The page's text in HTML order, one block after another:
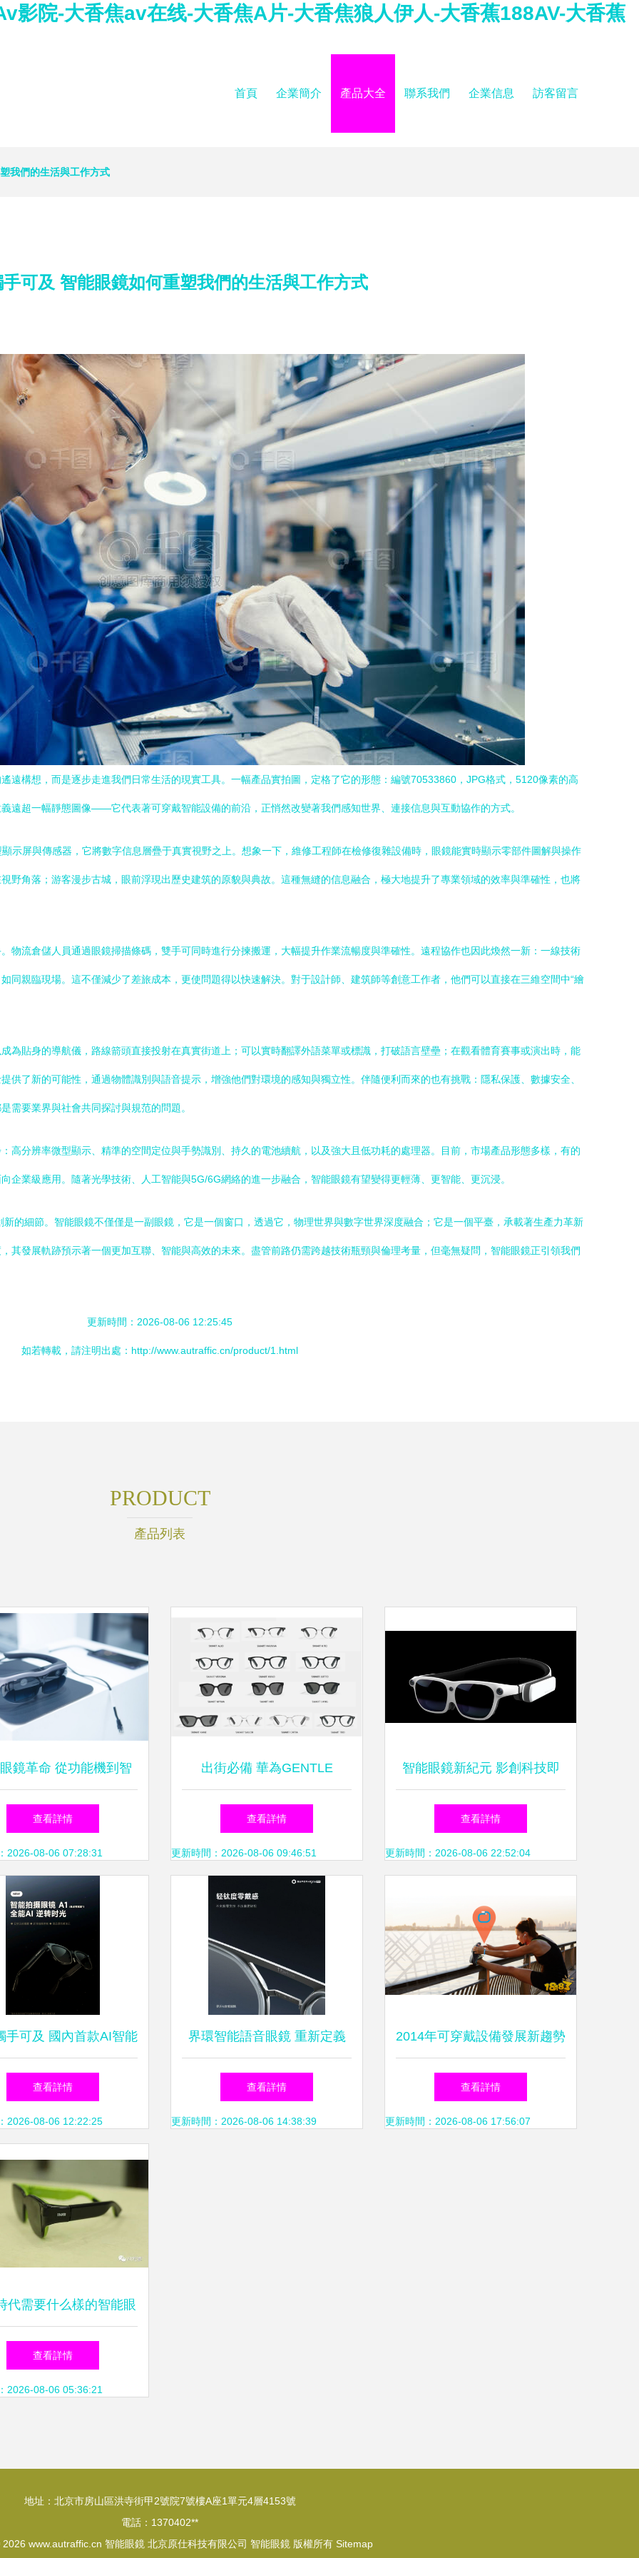
影院-大香焦av在线-大香焦A片-大香焦狼人伊人-大香蕉188AV-大香蕉
首頁 企業簡介 產品大全 聯系我們 企業信息 訪客留言
我們的生活與工作方式
可及 智能眼鏡如何重塑我們的生活與工作方式
遠構想，而是逐步走進我們日常生活的現實工具。一幅產品實拍圖，定格了它的形態：編號70533860，JPG格式，5120像素的高
遠超一幅靜態圖像——它代表著可穿戴智能設備的前沿，正悄然改變著我們感知世界、連接信息與互動協作的方式。
示屏與傳感器，它將數字信息層疊于真實視野之上。想象一下，維修工程師在檢修復雜設備時，眼鏡能實時顯示零部件圖解與操作
野角落；游客漫步古城，眼前浮現出歷史建筑的原貌與典故。這種無縫的信息融合，極大地提升了專業領域的效率與準確性，也將
物流倉儲人員通過眼鏡掃描條碼，雙手可同時進行分揀搬運，大幅提升作業流暢度與準確性。遠程協作也因此煥然一新：一線技術
同親臨現場。這不僅減少了差旅成本，更使問題得以快速解決。對于設計師、建筑師等創意工作者，他們可以直接在三維空間中“繪
為貼身的導航儀，路線箭頭直接投射在真實街道上；可以實時翻譯外語菜單或標識，打破語言壁壘；在觀看體育賽事或演出時，能
供了新的可能性，通過物體識別與語音提示，增強他們對環境的感知與獨立性。伴隨便利而來的也有挑戰：隱私保護、數據安全、
需要業界與社會共同探討與規范的問題。
高分辨率微型顯示、精準的空間定位與手勢識別、持久的電池續航，以及強大且低功耗的處理器。目前，市場產品形態多樣，有的
企業級應用。隨著光學技術、人工智能與5G/6G網絡的進一步融合，智能眼鏡有望變得更輕薄、更智能、更沉浸。
的細節。智能眼鏡不僅僅是一副眼鏡，它是一個窗口，透過它，物理世界與數字世界深度融合；它是一個平臺，承載著生產力革新
其發展軌跡預示著一個更加互聯、智能與高效的未來。盡管前路仍需跨越技術瓶頸與倫理考量，但毫無疑問，智能眼鏡正引領我們
更新時間：2026-08-06 12:25:45
如若轉載，請注明出處：http://www.autraffic.cn/product/1.html
PRODUCT
產品列表
鏡革命 從功能機到智
能機的關鍵轉折點
查看詳情
2026-08-06 07:28:31
出街必備 華為GENTLE
MONSTER智能眼鏡2代，為
何成為年輕人的新潮玩？
查看詳情
更新時間：2026-08-06 09:46:51
智能眼鏡新紀元 影創科技即
墨系列引領MR混合現實體驗
查看詳情
更新時間：2026-08-06 22:52:04
手可及 國內首款AI智能
式亮相，引領可穿戴設
備新革命
查看詳情
2026-08-06 12:22:25
界環智能語音眼鏡 重新定義
智能穿戴的未來
查看詳情
更新時間：2026-08-06 14:38:39
2014年可穿戴設備發展新趨勢
智能眼鏡的崛起與未來展望
查看詳情
更新時間：2026-08-06 17:56:07
代需要什么樣的智能眼
inmo air 上手體驗報
告
查看詳情
2026-08-06 05:36:21
地址：北京市房山區洪寺街甲2號院7號樓A座1單元4層4153號
電話：1370402**
www.autraffic.cn 智能眼鏡 北京原仕科技有限公司 智能眼鏡 版權所有 Sitemap